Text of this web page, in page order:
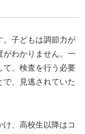
。子どもは調節力が
がわかりません。一
て、検査を行う必要
で、見逃されていた
、高校生以降はコ